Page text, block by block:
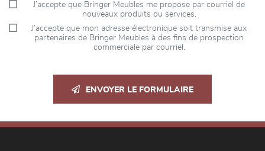
J’accepte que Bringer Meubles me propose par courriel de
nouveaux produits ou services.
J’accepte que mon adresse électronique soit transmise aux
partenaires de Bringer Meubles à des fins de prospection
commerciale par courriel.
ENVOYER LE FORMULAIRE